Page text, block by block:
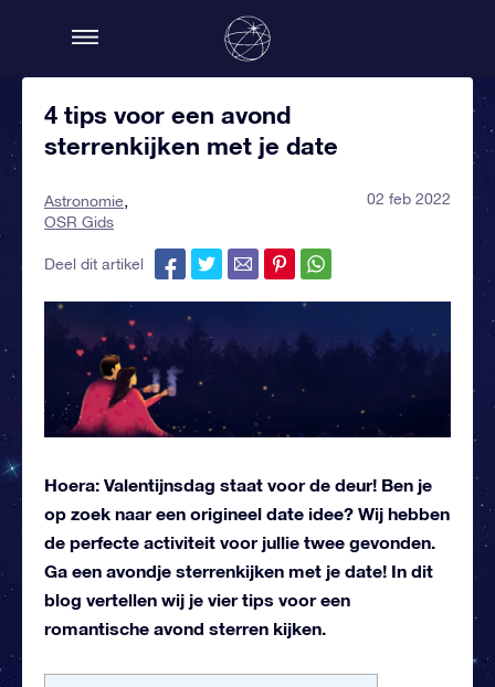
4 tips voor een avond
sterrenkijken met je date
Astronomie
OSR Gids
02 feb 2022
Deel dit artikel
Hoera: Valentijnsdag staat voor de deur! Ben je
op zoek naar een origineel date idee? Wij hebben
de perfecte activiteit voor jullie twee gevonden.
Ga een avondje sterrenkijken met je date! In dit
blog vertellen wij je vier tips voor een
romantische avond sterren kijken.